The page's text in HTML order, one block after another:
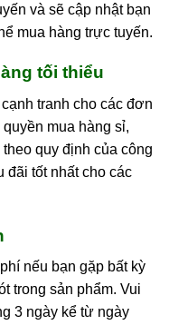
và sẽ cập nhật bạn
mua hàng trực tuyến.
tối thiểu
tranh cho các đơn
mua hàng sỉ,
quy định của công
đãi tốt nhất cho các
nếu bạn gặp bất kỳ
trong sản phẩm. Vui
3 ngày kể từ ngày